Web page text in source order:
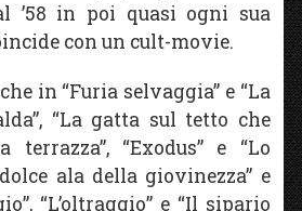
’58 in poi quasi ogni sua
con un cult-movie.
in “Furia selvaggia” e “La
“La gatta sul tetto che
terrazza”, “Exodus” e “Lo
dolce ala della giovinezza” e
“L’oltraggio” e “Il sipario